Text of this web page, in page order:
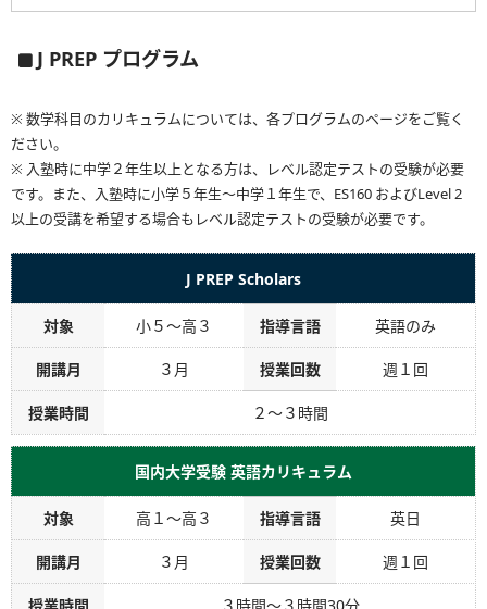
J PREP プログラム
※ 数学科目のカリキュラムについては、各プログラムのページをご覧く
ださい。
※ 入塾時に中学２年生以上となる方は、レベル認定テストの受験が必要
です。また、入塾時に小学５年生～中学１年生で、ES160 およびLevel 2
以上の受講を希望する場合もレベル認定テストの受験が必要です。
J PREP Scholars
対象 小５～高３ 指導言語 英語のみ
開講月 ３月 授業回数 週１回
授業時間 ２～３時間
国内大学受験 英語カリキュラム
対象 高１～高３ 指導言語 英日
開講月 ３月 授業回数 週１回